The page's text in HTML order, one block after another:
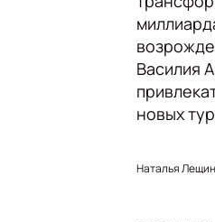
Василия
новых
Наталья